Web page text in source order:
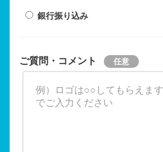
銀行振り込み
ご質問・コメント